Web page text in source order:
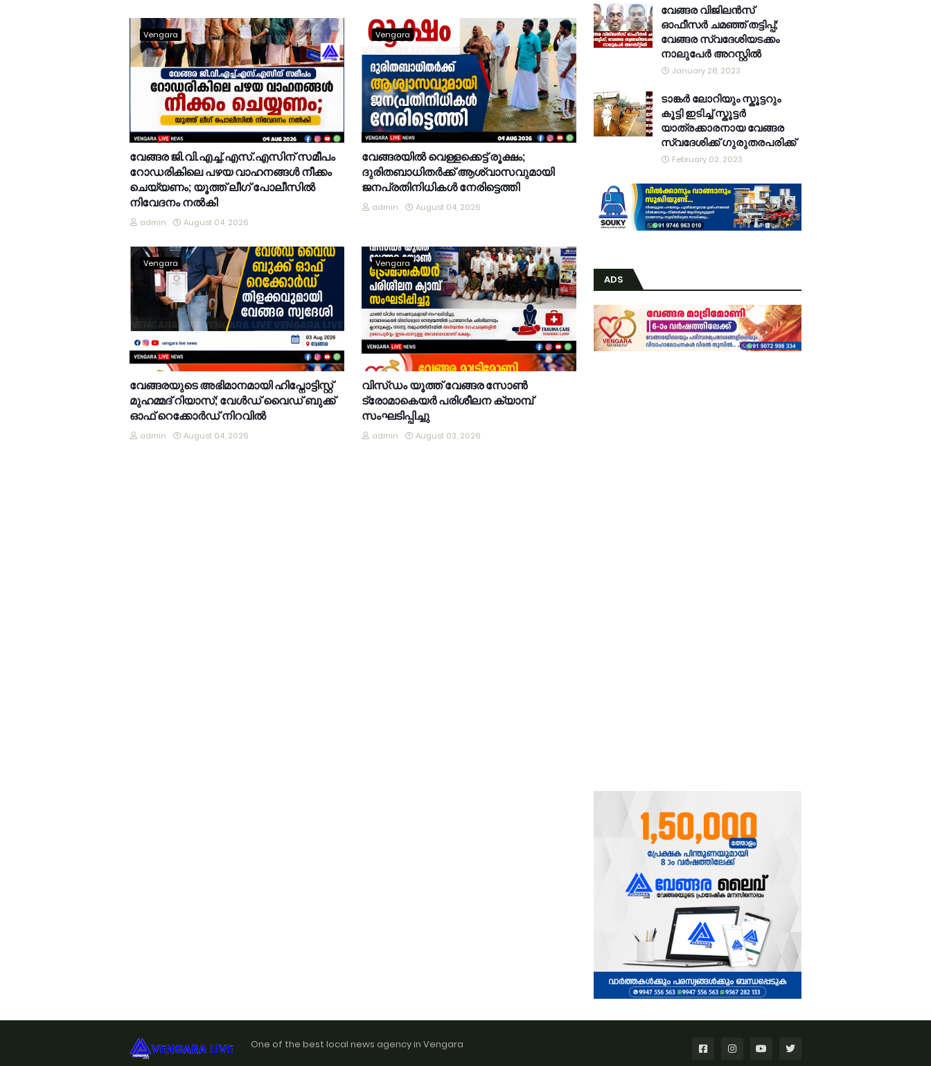
Vengara
വേങ്ങര ജി.വി.എച്ച്.എസ്.എസിന് സമീപം
റോഡരികിലെ പഴയ വാഹനങ്ങൾ നീക്കം
ചെയ്യണം; യൂത്ത് ലീഗ് പോലീസിൽ
നിവേദനം നൽകി
admin August 04, 2026
Vengara
വേങ്ങരയിൽ വെള്ളക്കെട്ട് രൂക്ഷം;
ദുരിതബാധിതർക്ക് ആശ്വാസവുമായി
ജനപ്രതിനിധികൾ നേരിട്ടെത്തി
admin August 04, 2026
Vengara
വേങ്ങരയുടെ അഭിമാനമായി ഹിപ്നോട്ടിസ്റ്റ്
മുഹമ്മദ് റിയാസ്; വേൾഡ് വൈഡ് ബുക്ക്
ഓഫ് റെക്കോർഡ് നിറവിൽ
admin August 04, 2026
Vengara
വിസ്ഡം യൂത്ത് വേങ്ങര സോൺ
ട്രോമാകെയർ പരിശീലന ക്യാമ്പ്
സംഘടിപ്പിച്ചു
admin August 03, 2026
വേങ്ങര വിജിലൻസ്
ഓഫീസർ ചമഞ്ഞ് തട്ടിപ്പ്;
വേങ്ങര സ്വദേശിയടക്കം
നാലുപേർ അറസ്റ്റിൽ
January 28, 2023
ടാങ്കർ ലോറിയും സ്കൂട്ടറും
കൂട്ടി ഇടിച്ച് സ്കൂട്ടർ
യാത്രക്കാരനായ വേങ്ങര
സ്വദേശിക്ക് ഗുരുതരപരിക്ക്
February 02, 2023
ADS
One of the best local news agency in Vengara